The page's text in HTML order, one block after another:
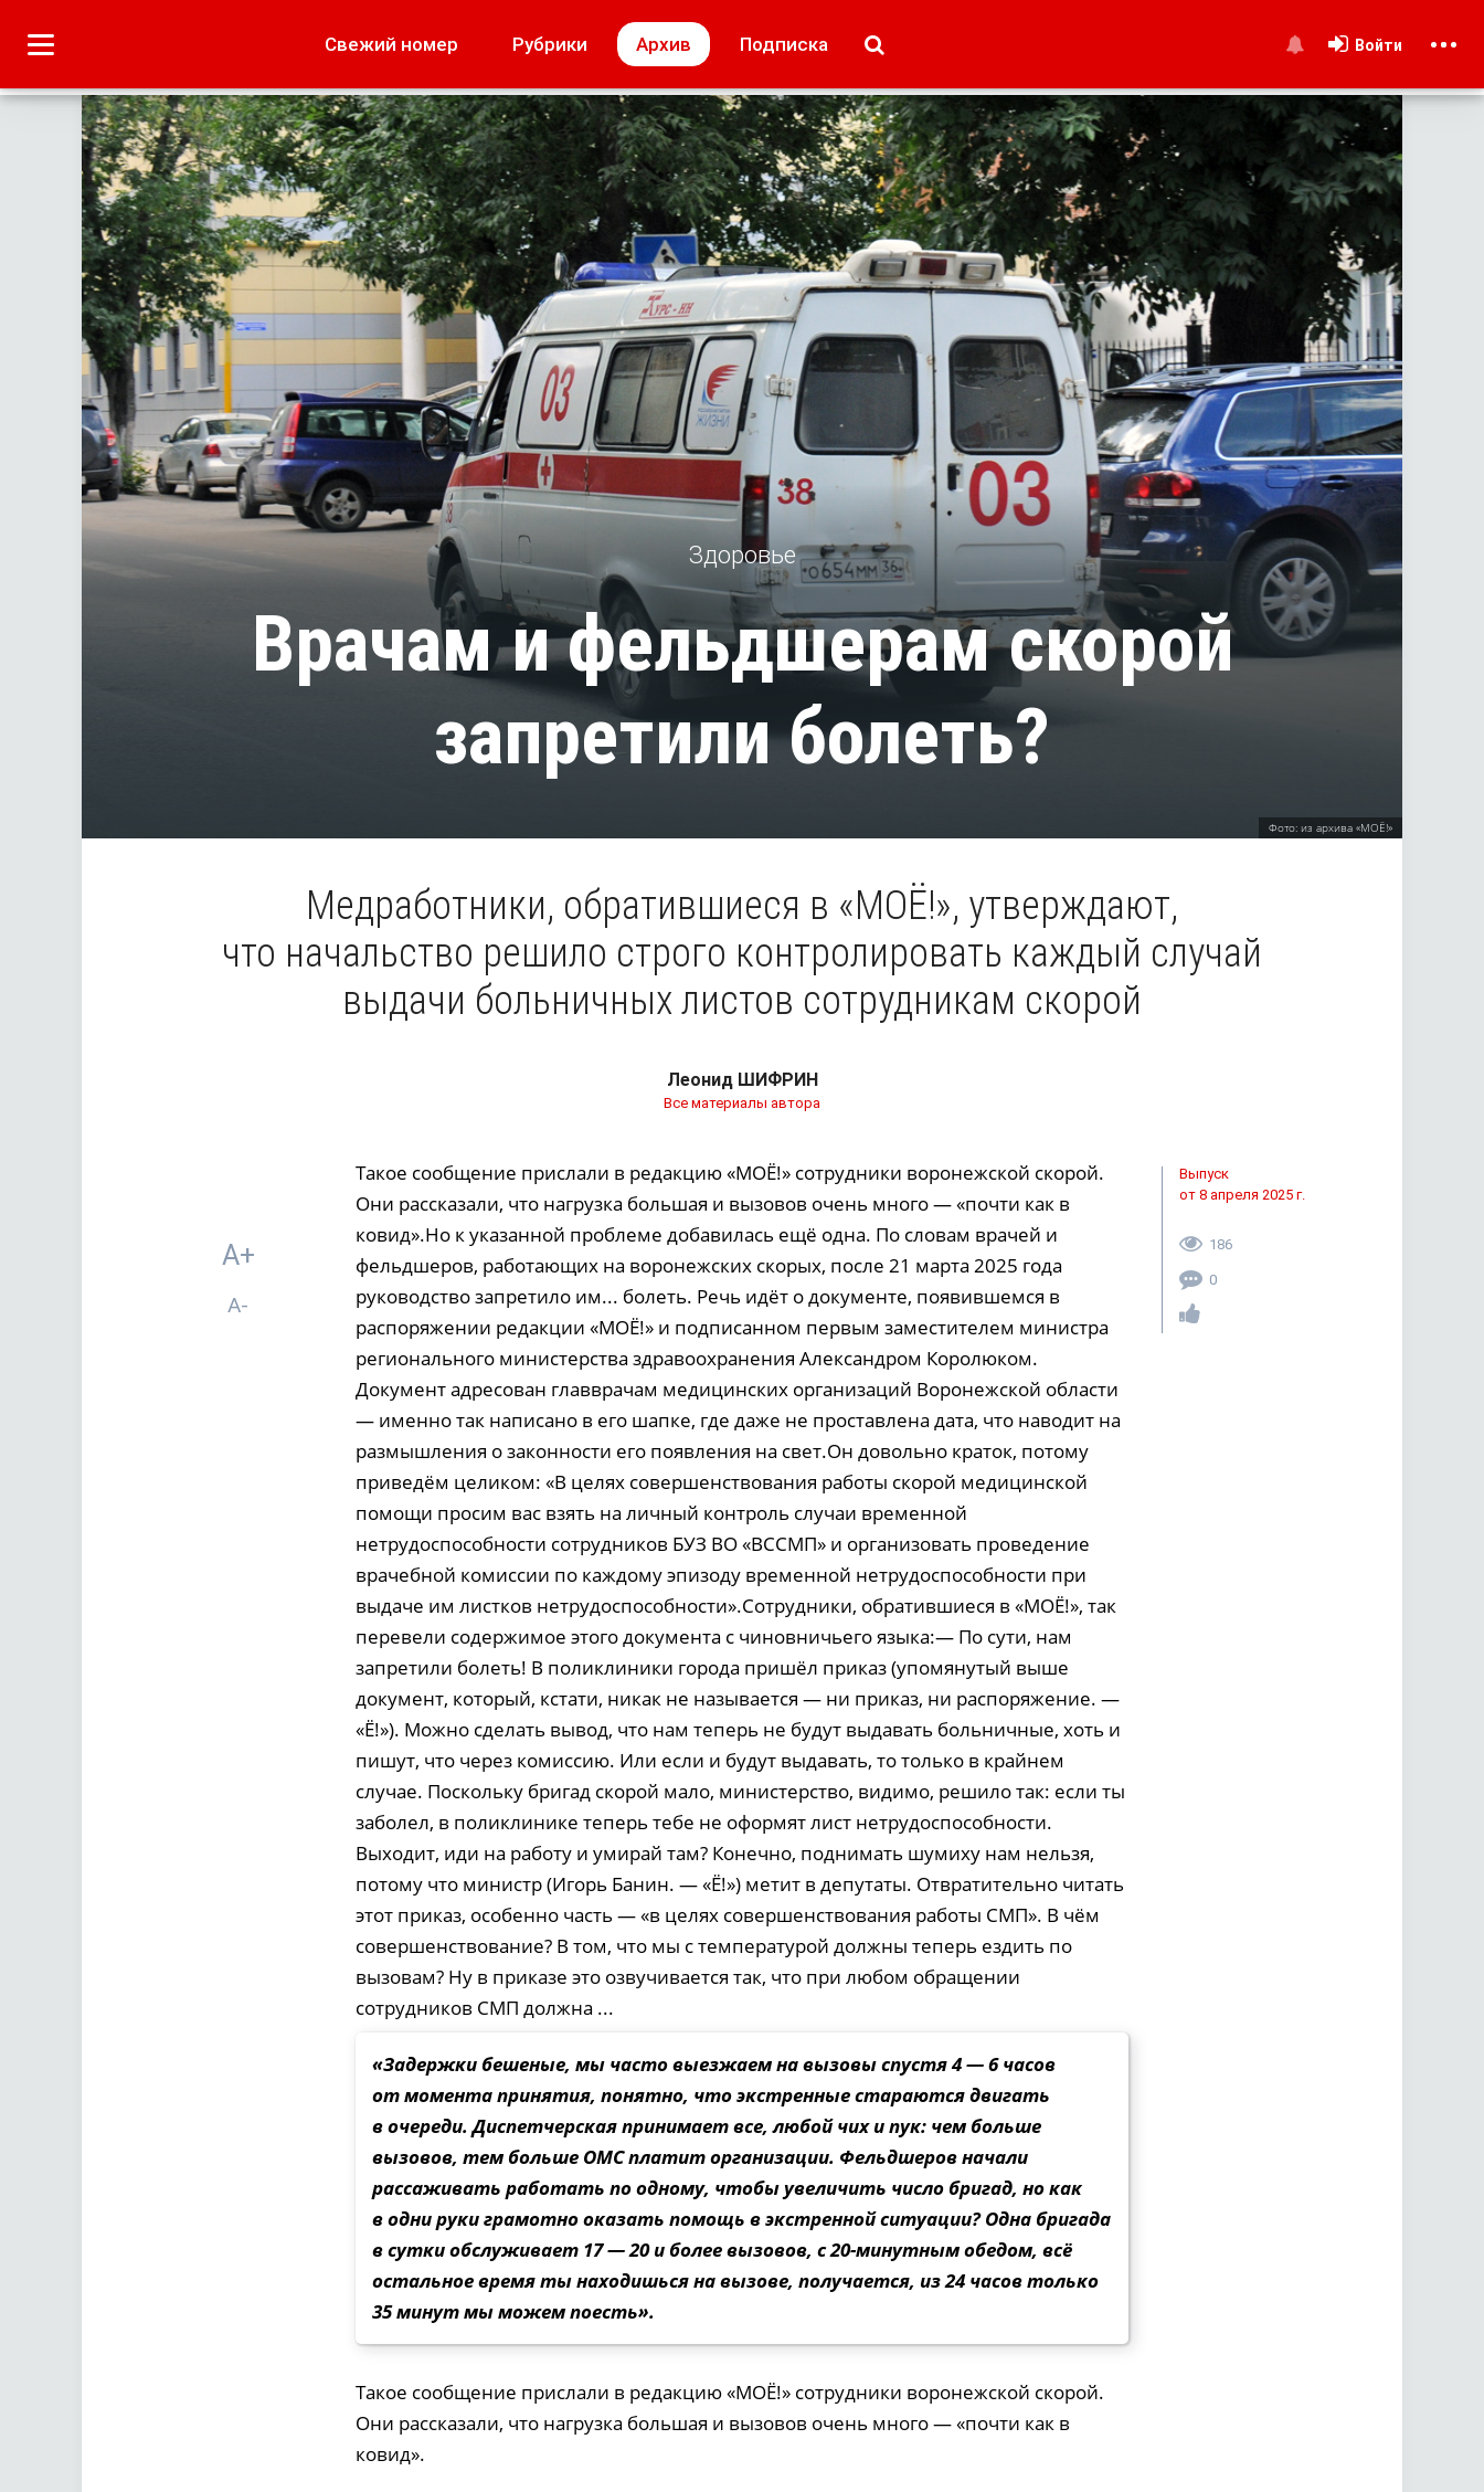
Свежий номер Рубрики Архив Подписка Войти
Лето наших читателей
МОЁ! Плюс Липецк
Образование + карьера
Свадьба недели
Здоровье
Врачам и фельдшерам скорой
запретили болеть?
Фото: из архива «МОЁ!»
Медработники, обратившиеся в «МОЁ!», утверждают,
что начальство решило строго контролировать каждый случай
выдачи больничных листов сотрудникам скорой
Леонид ШИФРИН
Все материалы автора
A+
A-
Такое сообщение прислали в редакцию «МОЁ!» сотрудники воронежской скорой.
Они рассказали, что нагрузка большая и вызовов очень много — «почти как в
ковид».Но к указанной проблеме добавилась ещё одна. По словам врачей и
фельдшеров, работающих на воронежских скорых, после 21 марта 2025 года
руководство запретило им... болеть. Речь идёт о документе, появившемся в
распоряжении редакции «МОЁ!» и подписанном первым заместителем министра
регионального министерства здравоохранения Александром Королюком.
Документ адресован главврачам медицинских организаций Воронежской области
— именно так написано в его шапке, где даже не проставлена дата, что наводит на
размышления о законности его появления на свет.Он довольно краток, потому
приведём целиком: «В целях совершенствования работы скорой медицинской
помощи просим вас взять на личный контроль случаи временной
нетрудоспособности сотрудников БУЗ ВО «ВССМП» и организовать проведение
врачебной комиссии по каждому эпизоду временной нетрудоспособности при
выдаче им листков нетрудоспособности».Сотрудники, обратившиеся в «МОЁ!», так
перевели содержимое этого документа с чиновничьего языка:— По сути, нам
запретили болеть! В поликлиники города пришёл приказ (упомянутый выше
документ, который, кстати, никак не называется — ни приказ, ни распоряжение. —
«Ё!»). Можно сделать вывод, что нам теперь не будут выдавать больничные, хоть и
пишут, что через комиссию. Или если и будут выдавать, то только в крайнем
случае. Поскольку бригад скорой мало, министерство, видимо, решило так: если ты
заболел, в поликлинике теперь тебе не оформят лист нетрудоспособности.
Выходит, иди на работу и умирай там? Конечно, поднимать шумиху нам нельзя,
потому что министр (Игорь Банин. — «Ё!») метит в депутаты. Отвратительно читать
этот приказ, особенно часть — «в целях совершенствования работы СМП». В чём
совершенствование? В том, что мы с температурой должны теперь ездить по
вызовам? Ну в приказе это озвучивается так, что при любом обращении
сотрудников СМП должна ...
«Задержки бешеные, мы часто выезжаем на вызовы спустя 4 — 6 часов
от момента принятия, понятно, что экстренные стараются двигать
в очереди. Диспетчерская принимает все, любой чих и пук: чем больше
вызовов, тем больше ОМС платит организации. Фельдшеров начали
рассаживать работать по одному, чтобы увеличить число бригад, но как
в одни руки грамотно оказать помощь в экстренной ситуации? Одна бригада
в сутки обслуживает 17 — 20 и более вызовов, с 20-минутным обедом, всё
остальное время ты находишься на вызове, получается, из 24 часов только
35 минут мы можем поесть».
Такое сообщение прислали в редакцию «МОЁ!» сотрудники воронежской скорой.
Они рассказали, что нагрузка большая и вызовов очень много — «почти как в
ковид».
Выпуск
от 8 апреля 2025 г.
186
0